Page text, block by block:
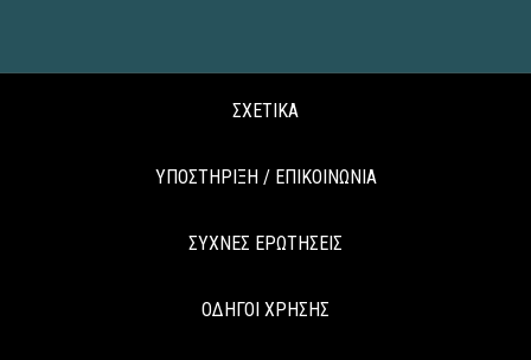
ΣΧΕΤΙΚΑ
ΥΠΟΣΤΗΡΙΞΗ / ΕΠΙΚΟΙΝΩΝΙΑ
ΣΥΧΝΕΣ ΕΡΩΤΗΣΕΙΣ
ΟΔΗΓΟΙ ΧΡΗΣΗΣ